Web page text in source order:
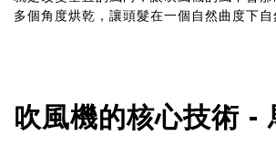
多個角度烘乾，讓頭髮在一個自然曲度下自
吹風機的核心技術 -